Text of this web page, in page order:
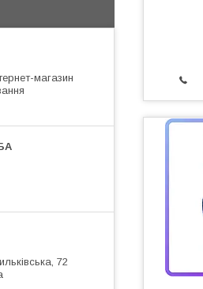
магазин
72